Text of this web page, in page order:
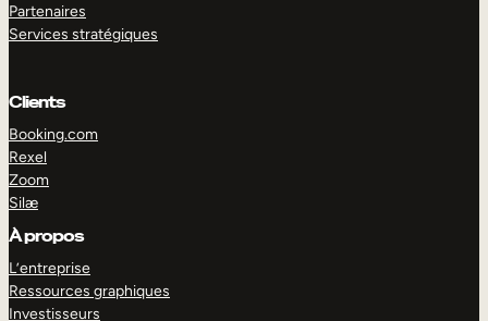
Partenaires
Services stratégiques
Clients
Booking.com
Rexel
Zoom
Silæ
À propos
L’entreprise
Ressources graphiques
Investisseurs